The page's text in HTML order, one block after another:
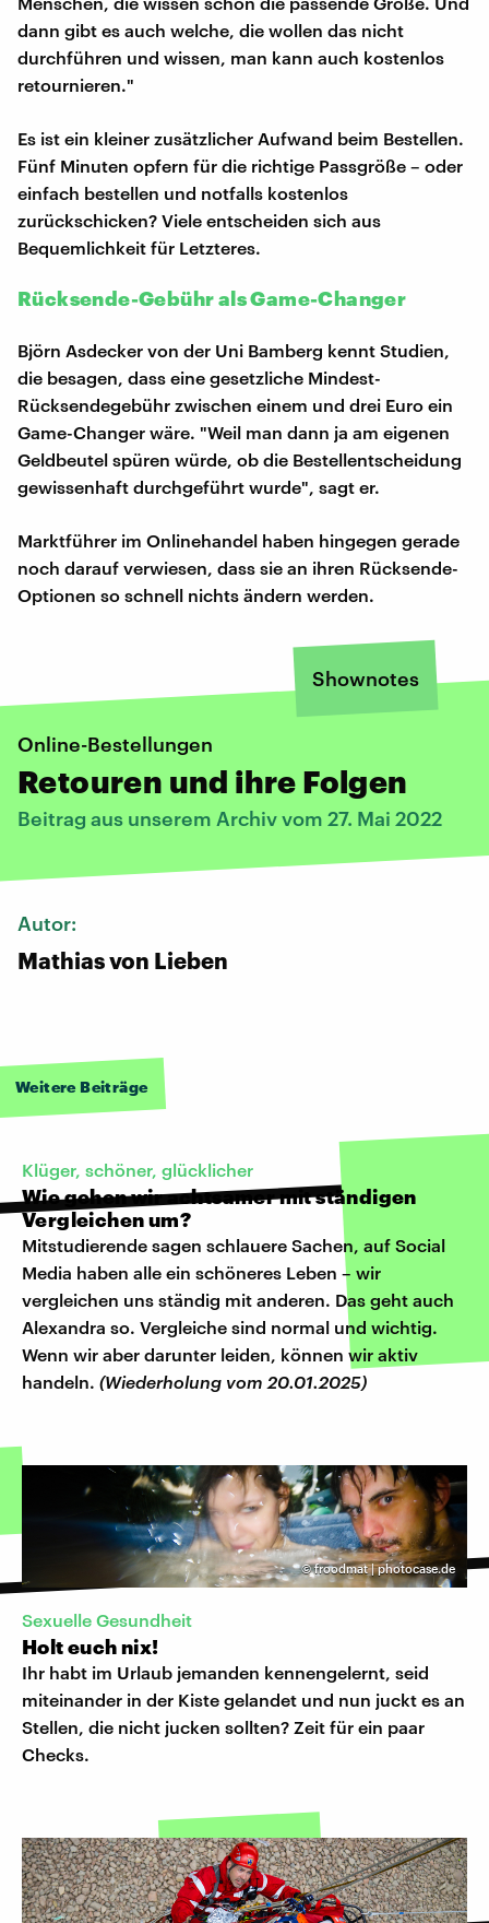
dann gibt es auch welche, die wollen das nicht
durchführen und wissen, man kann auch kostenlos
retournieren."
Es ist ein kleiner zusätzlicher Aufwand beim Bestellen.
Fünf Minuten opfern für die richtige Passgröße – oder
einfach bestellen und notfalls kostenlos
zurückschicken? Viele entscheiden sich aus
Bequemlichkeit für Letzteres.
Rücksende-Gebühr als Game-Changer
Björn Asdecker von der Uni Bamberg kennt Studien,
die besagen, dass eine gesetzliche Mindest-
Rücksendegebühr zwischen einem und drei Euro ein
Game-Changer wäre. "Weil man dann ja am eigenen
Geldbeutel spüren würde, ob die Bestellentscheidung
gewissenhaft durchgeführt wurde", sagt er.
Marktführer im Onlinehandel haben hingegen gerade
noch darauf verwiesen, dass sie an ihren Rücksende-
Optionen so schnell nichts ändern werden.
Shownotes
Online-Bestellungen
Retouren und ihre Folgen
Beitrag aus unserem Archiv vom 27. Mai 2022
Autor:
Mathias von Lieben
Weitere Beiträge
Klüger, schöner, glücklicher
Wie gehen wir achtsamer mit ständigen
Vergleichen um?
Mitstudierende sagen schlauere Sachen, auf Social
Media haben alle ein schöneres Leben – wir
vergleichen uns ständig mit anderen. Das geht auch
Alexandra so. Vergleiche sind normal und wichtig.
Wenn wir aber darunter leiden, können wir aktiv
handeln. (Wiederholung vom 20.01.2025)
©froodmat | photocase.de
Sexuelle Gesundheit
Holt euch nix!
Ihr habt im Urlaub jemanden kennengelernt, seid
miteinander in der Kiste gelandet und nun juckt es an
Stellen, die nicht jucken sollten? Zeit für ein paar
Checks.